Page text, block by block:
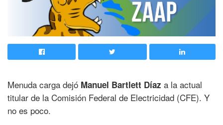
Menuda carga dejó Manuel Bartlett Díaz a la actual
titular de la Comisión Federal de Electricidad (CFE). Y
no es poco.